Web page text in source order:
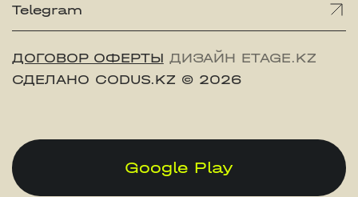
Telegram
ДОГОВОР ОФЕРТЫ ДИЗАЙН ETAGE.KZ
СДЕЛАНО CODUS.KZ © 2026
Google Play